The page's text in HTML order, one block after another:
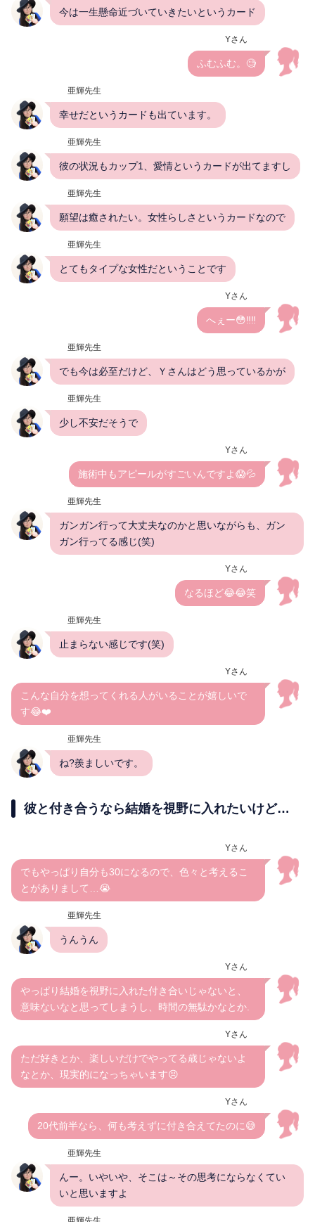
今は一生懸命近づいていきたいというカード
Yさん
ふむふむ。🧐
亜輝先生
幸せだというカードも出ています。
亜輝先生
彼の状況もカップ1、愛情というカードが出てますし
亜輝先生
願望は癒されたい。女性らしさというカードなので
亜輝先生
とてもタイプな女性だということです
Yさん
へぇー😳‼️‼️
亜輝先生
でも今は必至だけど、Ｙさんはどう思っているかが
亜輝先生
少し不安だそうで
Yさん
施術中もアピールがすごいんですよ😱💦
亜輝先生
ガンガン行って大丈夫なのかと思いながらも、ガン
ガン行ってる感じ(笑)
Yさん
なるほど😂😂笑
亜輝先生
止まらない感じです(笑)
Yさん
こんな自分を想ってくれる人がいることが嬉しいで
す😂❤️
亜輝先生
ね?羨ましいです。
彼と付き合うなら結婚を視野に入れたいけど…
Yさん
でもやっぱり自分も30になるので、色々と考えるこ
とがありまして…😭
亜輝先生
うんうん
Yさん
やっぱり結婚を視野に入れた付き合いじゃないと、
意味ないなと思ってしまうし、時間の無駄かなとか.
Yさん
ただ好きとか、楽しいだけでやってる歳じゃないよ
なとか、現実的になっちゃいます😣
Yさん
20代前半なら、何も考えずに付き合えてたのに😅
亜輝先生
んー。いやいや、そこは～その思考にならなくてい
いと思いますよ